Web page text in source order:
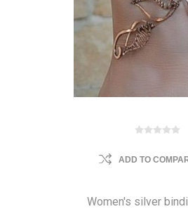
ADD TO
Women's silver